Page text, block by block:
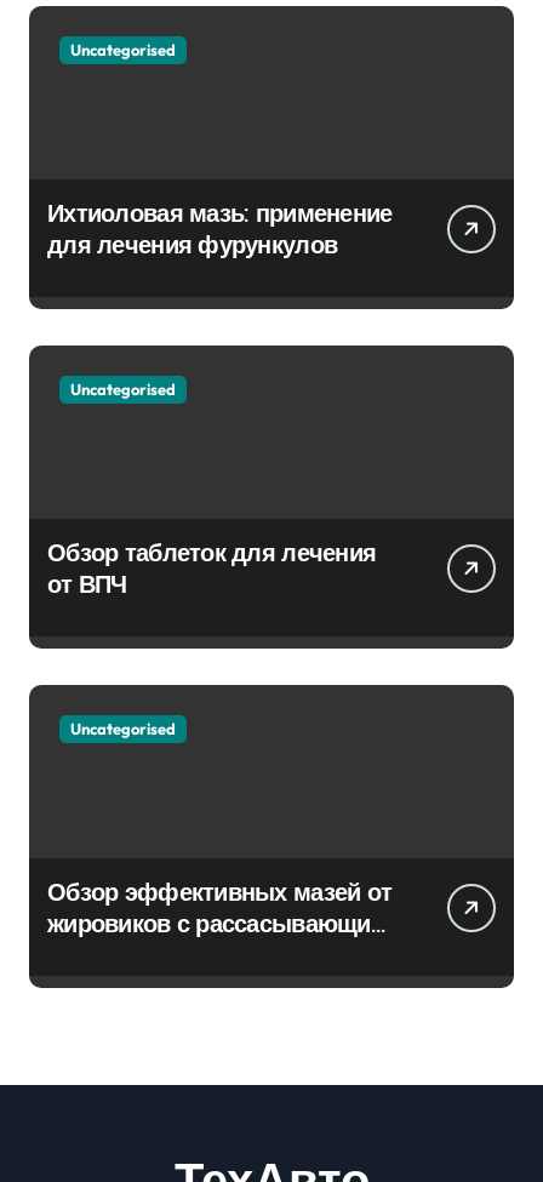
Uncategorised
Ихтиоловая мазь: применение
для лечения фурункулов
Uncategorised
Обзор таблеток для лечения
от ВПЧ
Uncategorised
Обзор эффективных мазей от
жировиков с рассасывающим